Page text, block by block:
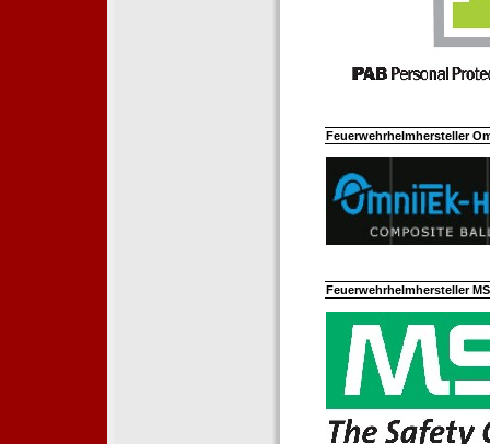
Feuerwehrhelmhersteller
Feuerwehrhelmhersteller